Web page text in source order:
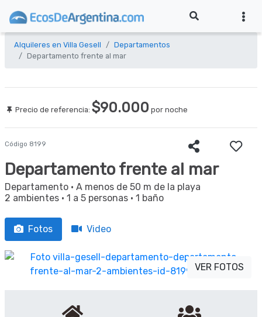
Alquileres en Villa Gesell
Departamentos
Departamento frente al mar
Precio de referencia: $90.000 por noche
Código 8199
Departamento frente al mar
Departamento · A menos de 50 m de la playa
2 ambientes · 1 a 5 personas · 1 baño
Fotos Video
VER FOTOS